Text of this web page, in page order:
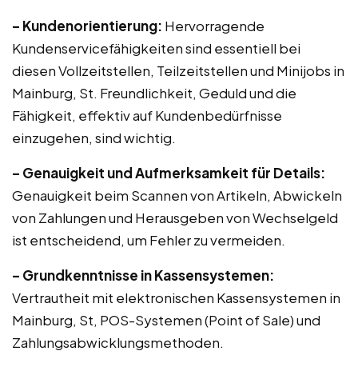
– Kundenorientierung: Hervorragende
Kundenservicefähigkeiten sind essentiell bei
diesen Vollzeitstellen, Teilzeitstellen und Minijobs in
Mainburg, St. Freundlichkeit, Geduld und die
Fähigkeit, effektiv auf Kundenbedürfnisse
einzugehen, sind wichtig.
– Genauigkeit und Aufmerksamkeit für Details:
Genauigkeit beim Scannen von Artikeln, Abwickeln
von Zahlungen und Herausgeben von Wechselgeld
ist entscheidend, um Fehler zu vermeiden.
– Grundkenntnisse in Kassensystemen:
Vertrautheit mit elektronischen Kassensystemen in
Mainburg, St, POS-Systemen (Point of Sale) und
Zahlungsabwicklungsmethoden.